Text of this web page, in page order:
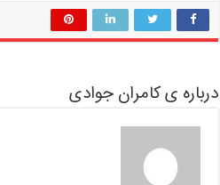
درباره ی کامران جوادی